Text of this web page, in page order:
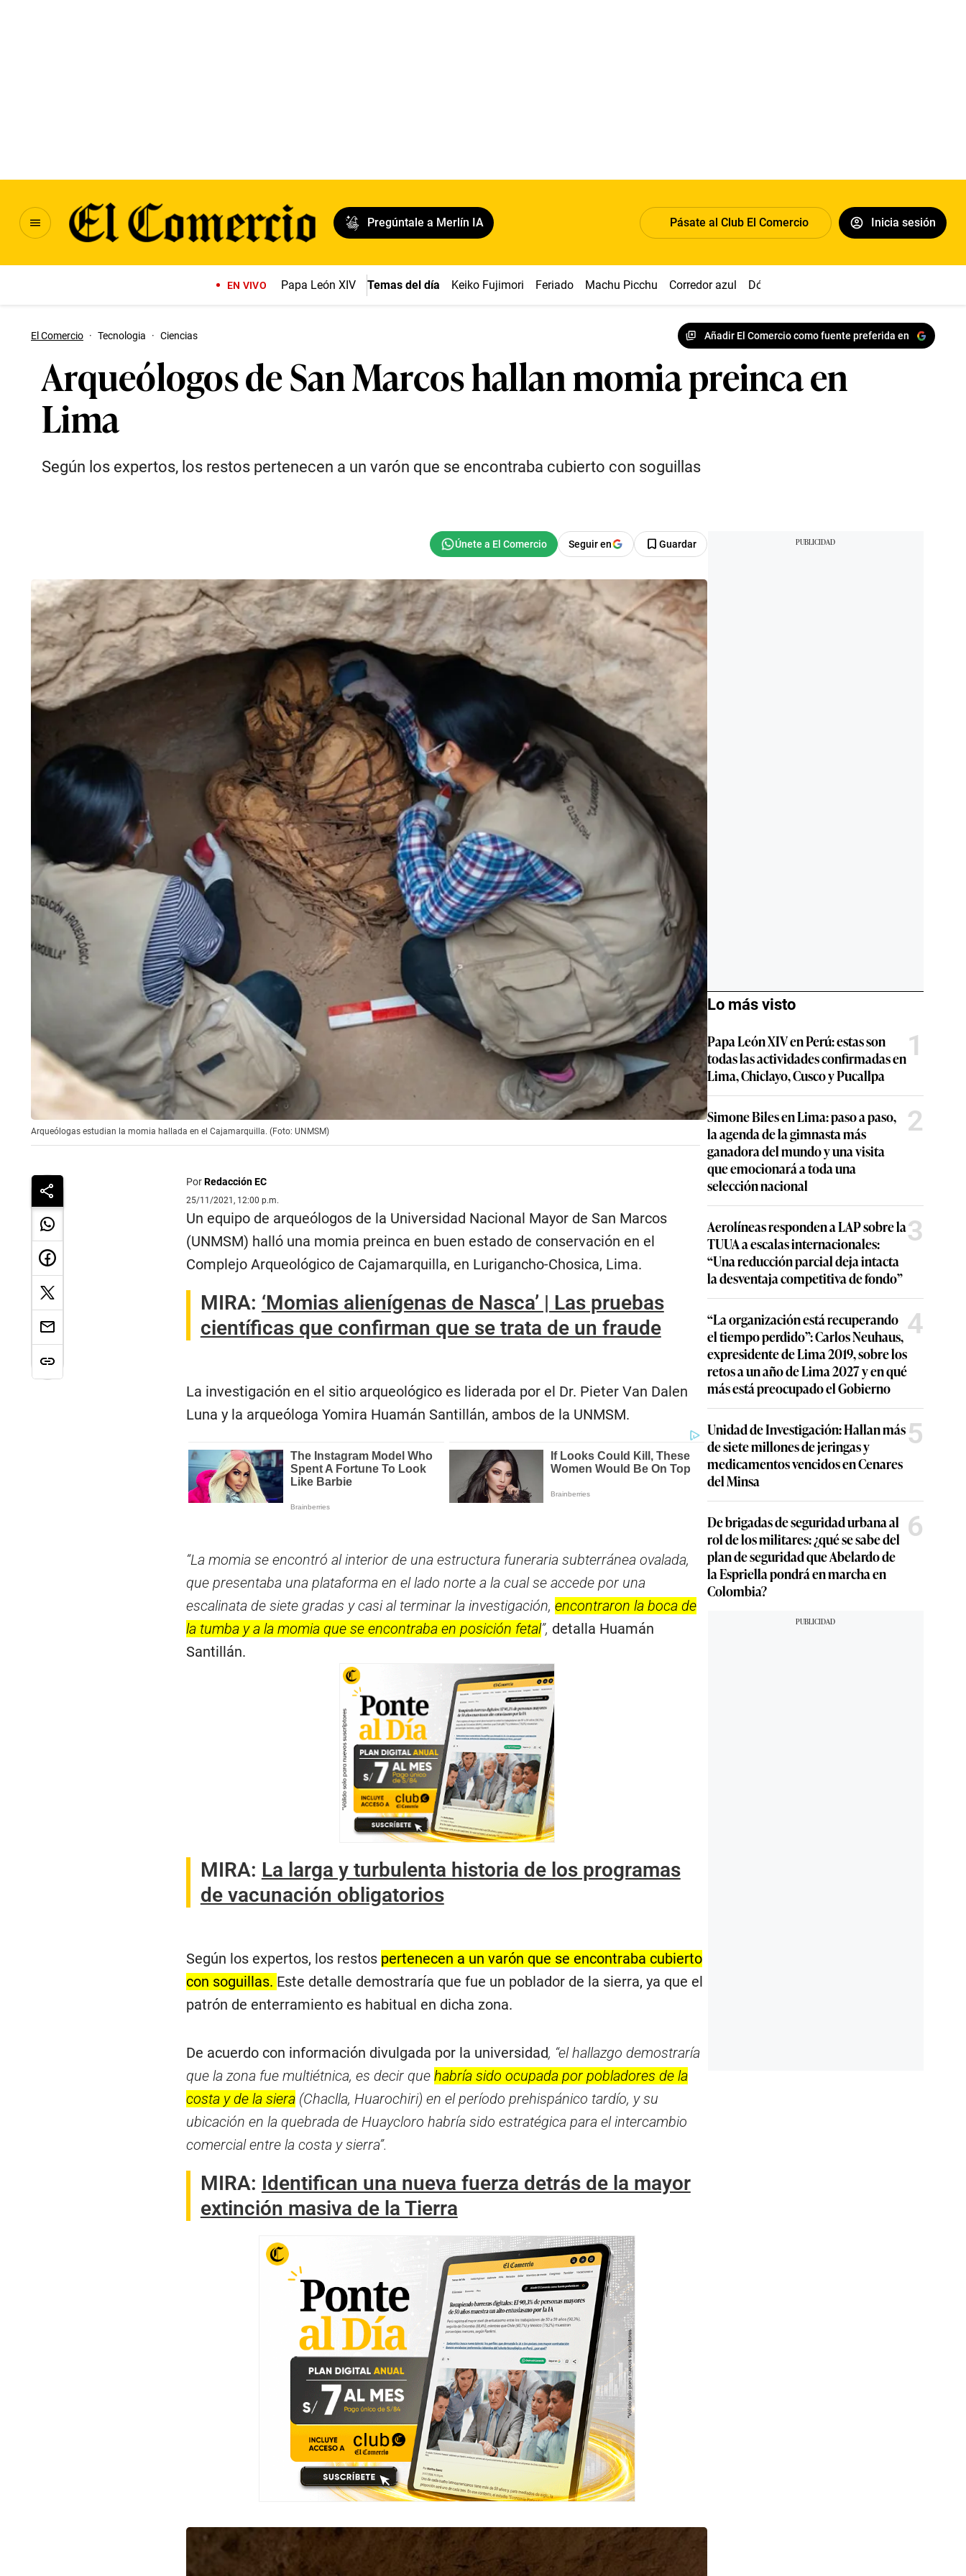
Pregúntale a Merlín IA Pásate al Club El Comercio Inicia sesión
EN VIVO Papa León XIV Temas del día Keiko Fujimori Feriado Machu Picchu Corredor azul Dólar
El Comercio · Tecnologia · Ciencias Añadir El Comercio como fuente preferida en
Arqueólogos de San Marcos hallan momia preinca en
Lima
Según los expertos, los restos pertenecen a un varón que se encontraba cubierto con soguillas
Seguir en Guardar
Arqueólogas estudian la momia hallada en el Cajamarquilla. (Foto: UNMSM)
PorRedacción EC
25/11/2021, 12:00 p.m.
Un equipo de arqueólogos de la Universidad Nacional Mayor de San Marcos
(UNMSM) halló una momia preinca en buen estado de conservación en el
Complejo Arqueológico de Cajamarquilla, en Lurigancho-Chosica, Lima.
MIRA: ‘Momias alienígenas de Nasca’ | Las pruebas
científicas que confirman que se trata de un fraude
La investigación en el sitio arqueológico es liderada por el Dr. Pieter Van Dalen
Luna y la arqueóloga Yomira Huamán Santillán, ambos de la UNMSM.
“La momia se encontró al interior de una estructura funeraria subterránea ovalada,
que presentaba una plataforma en el lado norte a la cual se accede por una
escalinata de siete gradas y casi al terminar la investigación, encontraron la boca de
la tumba y a la momia que se encontraba en posición fetal”, detalla Huamán
Santillán.
MIRA: La larga y turbulenta historia de los programas
de vacunación obligatorios
Según los expertos, los restos pertenecen a un varón que se encontraba cubierto
con soguillas. Este detalle demostraría que fue un poblador de la sierra, ya que el
patrón de enterramiento es habitual en dicha zona.
De acuerdo con información divulgada por la universidad, “el hallazgo demostraría
que la zona fue multiétnica, es decir que habría sido ocupada por pobladores de la
costa y de la siera (Chaclla, Huarochiri) en el período prehispánico tardío, y su
ubicación en la quebrada de Huaycloro habría sido estratégica para el intercambio
comercial entre la costa y sierra”.
MIRA: Identifican una nueva fuerza detrás de la mayor
extinción masiva de la Tierra
Lo más visto
Papa León XIV en Perú: estas son
todas las actividades confirmadas en
Lima, Chiclayo, Cusco y Pucallpa
1
Simone Biles en Lima: paso a paso,
la agenda de la gimnasta más
ganadora del mundo y una visita
que emocionará a toda una
selección nacional
2
Aerolíneas responden a LAP sobre la
TUUA a escalas internacionales:
“Una reducción parcial deja intacta
la desventaja competitiva de fondo”
3
“La organización está recuperando
el tiempo perdido”: Carlos Neuhaus,
expresidente de Lima 2019, sobre los
retos a un año de Lima 2027 y en qué
más está preocupado el Gobierno
4
Unidad de Investigación: Hallan más
de siete millones de jeringas y
medicamentos vencidos en Cenares
del Minsa
5
De brigadas de seguridad urbana al
rol de los militares: ¿qué se sabe del
plan de seguridad que Abelardo de
la Espriella pondrá en marcha en
Colombia?
6